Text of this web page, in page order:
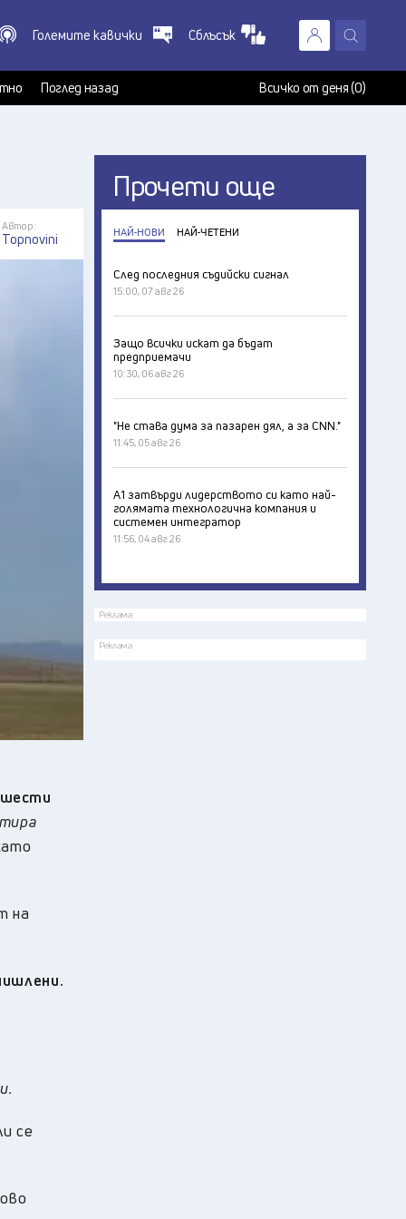
X
Големите кавички Сблъсък
Поглед назад Всичко от деня (0)
Автор:
Topnovini
на
се
Прочети още
НАЙ-НОВИ НАЙ-ЧЕТЕНИ
След последния съдийски сигнал
15:00, 07 авг 26
Защо всички искат да бъдат
предприемачи
10:30, 06 авг 26
"Не става дума за пазарен дял, а за CNN."
11:45, 05 авг 26
А1 затвърди лидерството си като най-
голямата технологична компания и
системен интегратор
11:56, 04 авг 26
Реклама
Реклама